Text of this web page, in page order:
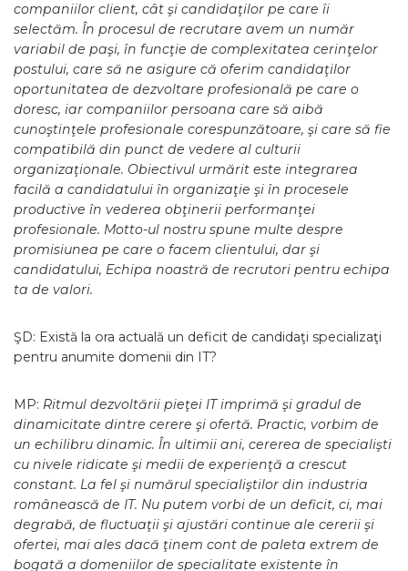
companiilor client, cât şi candidaţilor pe care îi
selectăm. În procesul de recrutare avem un număr
variabil de paşi, în funcţie de complexitatea cerinţelor
postului, care să ne asigure că oferim candidaţilor
oportunitatea de dezvoltare profesională pe care o
doresc, iar companiilor persoana care să aibă
cunoştinţele profesionale corespunzătoare, şi care să fie
compatibilă din punct de vedere al culturii
organizaţionale. Obiectivul urmărit este integrarea
facilă a candidatului în organizaţie şi în procesele
productive în vederea obţinerii performanţei
profesionale. Motto-ul nostru spune multe despre
promisiunea pe care o facem clientului, dar şi
candidatului, Echipa noastră de recrutori pentru echipa
ta de valori.
ŞD: Există la ora actuală un deficit de candidaţi specializaţi
pentru anumite domenii din IT?
MP: Ritmul dezvoltării pieţei IT imprimă şi gradul de
dinamicitate dintre cerere şi ofertă. Practic, vorbim de
un echilibru dinamic. În ultimii ani, cererea de specialişti
cu nivele ridicate şi medii de experienţă a crescut
constant. La fel şi numărul specialiştilor din industria
românească de IT. Nu putem vorbi de un deficit, ci, mai
degrabă, de fluctuaţii şi ajustări continue ale cererii şi
ofertei, mai ales dacă ţinem cont de paleta extrem de
bogată a domeniilor de specialitate existente în